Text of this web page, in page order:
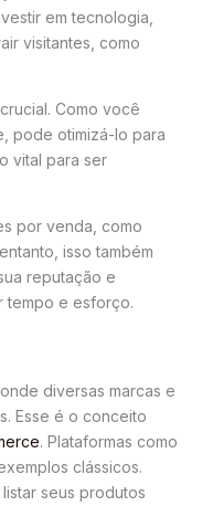
em tecnologia,
visitantes, como
Como você
pode otimizá-lo para
vital para ser
por venda, como
isso também
reputação e
tempo e esforço.
diversas marcas e
Esse é o conceito
. Plataformas como
clássicos.
seus produtos